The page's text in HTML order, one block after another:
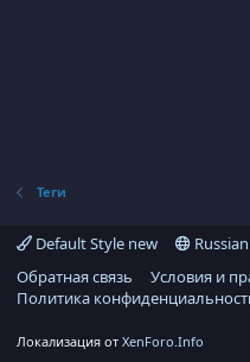
Теги
Default Style new
Обратная связь
Условия и
Политика
Локализация от XenForo.Info